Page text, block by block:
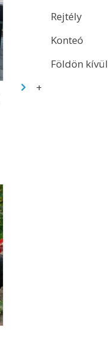
Rejtély
Konteó
Földön kívül
+